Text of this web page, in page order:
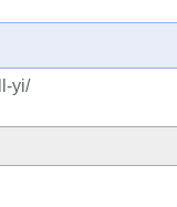
yi/